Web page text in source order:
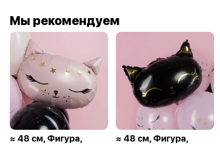
Мы рекомендуем
≈ 48 см, Фигура,
≈ 48 см, Фигура,